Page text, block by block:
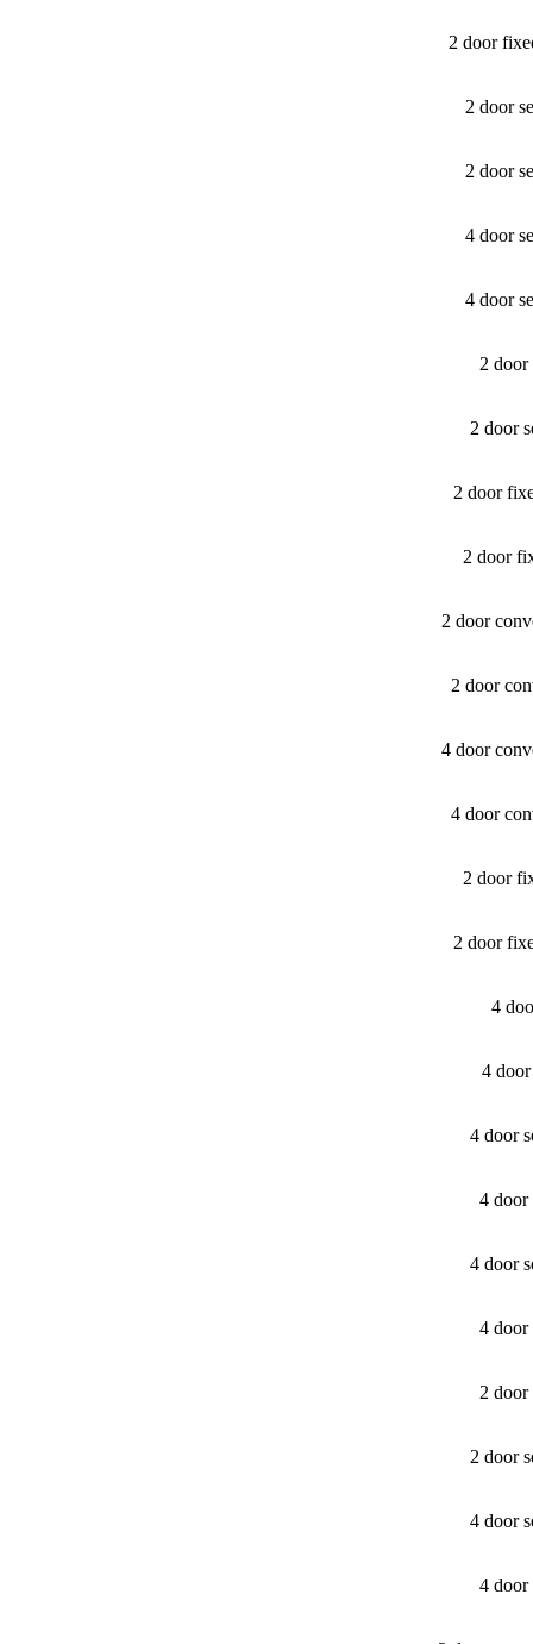
2 door
2 door
2 door
4 door
4 door
2
2 door
2 door
2 door
2 door
2 door
4 door
4 door
2 door
2 door
4
4
4 door
4 door
4 door
4 door
2
2 door
4 door
4 door